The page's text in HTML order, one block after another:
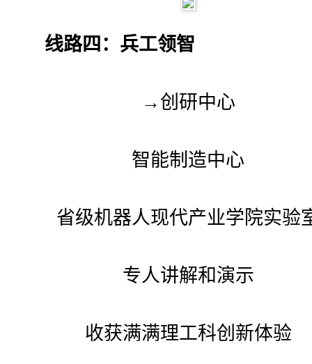
线路四：兵工领智
→创研中心
智能制造中心
省级机器人现代产业学院实验
专人讲解和演示
收获满满理工科创新体验